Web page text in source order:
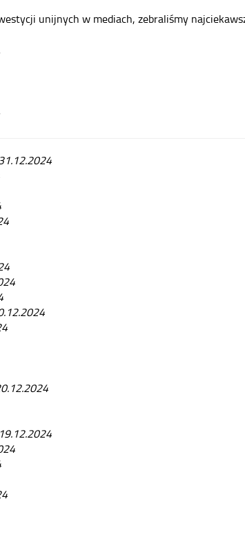
unijnych w mediach, zebraliśmy
19.12.2024